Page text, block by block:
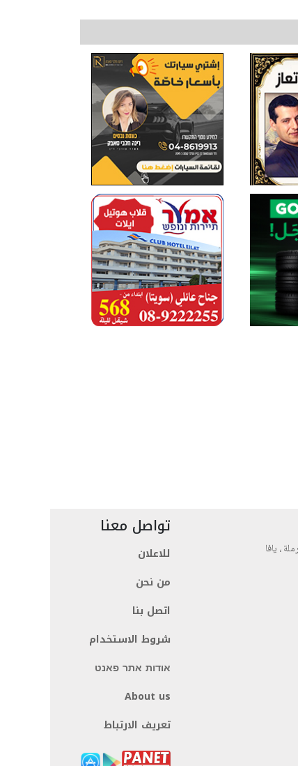
، يافا
تواصل معنا
للاعلان
من نحن
اتصل بنا
شروط الاستخدام
אודות אתר פאנט
About us
تعريف الارتباط